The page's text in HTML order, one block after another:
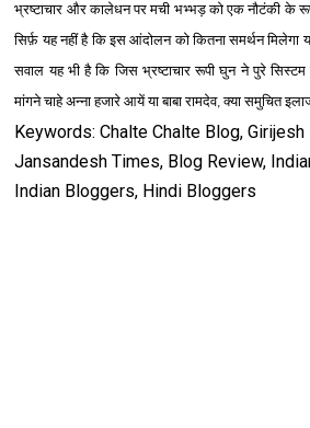
भ्रष्‍टाचार और कालेधन पर मची भभ्‍भड़ को एक नौटंकीके
सिर्फ़ यह नहीं है किइस आंदोलन कोकितना समर्थन मिलेगा
सवाल यह भी है कि जिस भ्रष्टाचार रूपी घुन ने पुरे
मांगने चाहे अन्ना हजारे आयें या बाबा रामदेव,क्या समुचित
Keywords: Chalte Chalte Blog, Girijesh
Jansandesh Times, Blog Review,
Indian Bloggers, Hindi Bloggers